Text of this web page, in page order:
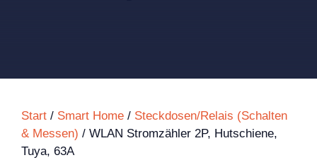
Start / Smart Home / Steckdosen/Relais (Schalten
& Messen) / WLAN Stromzähler 2P, Hutschiene,
Tuya, 63A